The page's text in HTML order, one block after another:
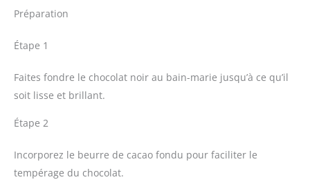
Préparation
Étape 1
Faites fondre le chocolat noir au bain-marie jusqu’à ce qu’il
soit lisse et brillant.
Étape 2
Incorporez le beurre de cacao fondu pour faciliter le
tempérage du chocolat.